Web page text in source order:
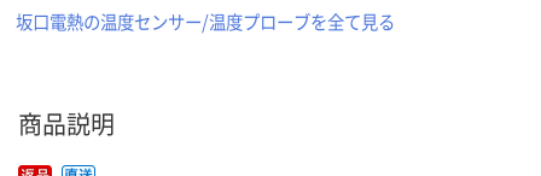
坂口電熱の温度センサー/温度プローブを全て見る
商品説明